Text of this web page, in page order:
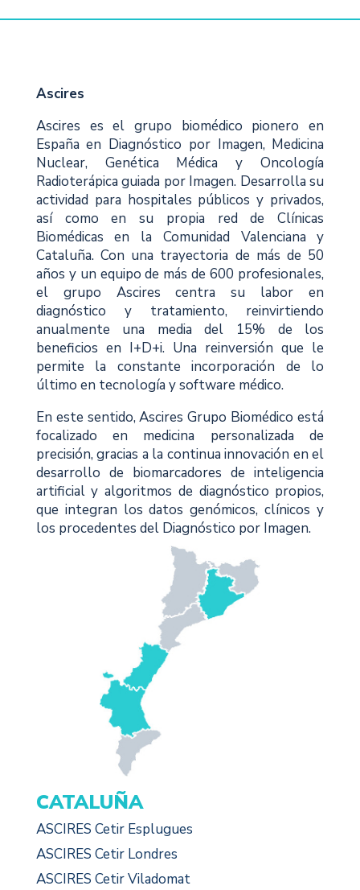
Ascires
Ascires es el grupo biomédico pionero en
España en Diagnóstico por Imagen, Medicina
Nuclear, Genética Médica y Oncología
Radioterápica guiada por Imagen. Desarrolla su
actividad para hospitales públicos y privados,
así como en su propia red de Clínicas
Biomédicas en la Comunidad Valenciana y
Cataluña. Con una trayectoria de más de 50
años y un equipo de más de 600 profesionales,
el grupo Ascires centra su labor en
diagnóstico y tratamiento, reinvirtiendo
anualmente una media del 15% de los
beneficios en I+D+i. Una reinversión que le
permite la constante incorporación de lo
último en tecnología y software médico.
En este sentido, Ascires Grupo Biomédico está
focalizado en medicina personalizada de
precisión, gracias a la continua innovación en el
desarrollo de biomarcadores de inteligencia
artificial y algoritmos de diagnóstico propios,
que integran los datos genómicos, clínicos y
los procedentes del Diagnóstico por Imagen.
CATALUÑA
ASCIRES Cetir Esplugues
ASCIRES Cetir Londres
ASCIRES Cetir Viladomat